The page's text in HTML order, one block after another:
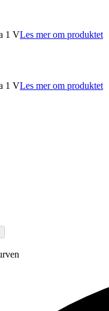
1 VLes mer om produktet
1 VLes mer om produktet